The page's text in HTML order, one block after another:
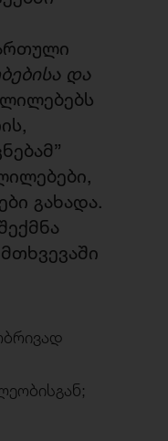
და
გახადა.